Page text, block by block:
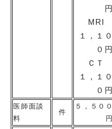
円
MRI
１，１０
０円
ＣＴ
１，１０
０円
医師面談
料
件
５，５００
円